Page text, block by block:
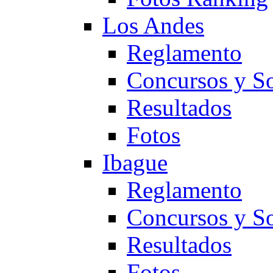
Los Andes
Reglamento
Concursos y
Resultados
Fotos
Ibague
Reglamento
Concursos y
Resultados